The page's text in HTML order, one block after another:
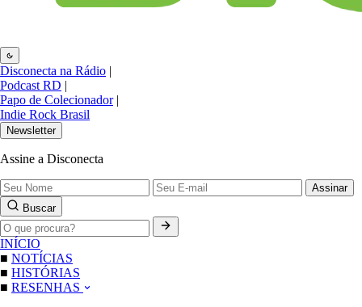
Disconecta na Rádio |
Podcast RD |
Papo de Colecionador |
Indie Rock Brasil
Newsletter
Assine a Disconecta
Assinar
Buscar
INÍCIO
■ NOTÍCIAS
■ HISTÓRIAS
■ RESENHAS